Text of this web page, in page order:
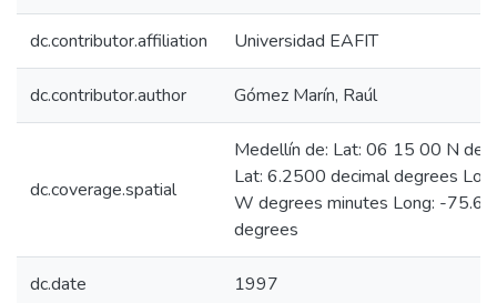
dc.contributor.affiliation Universidad EAFIT
dc.contributor.author Gómez Marín, Raúl
dc.coverage.spatial
Medellín de: Lat: 06 15 00 N
Lat: 6.2500 decimal degrees
W degrees minutes Long: -
degrees
dc.date 1997